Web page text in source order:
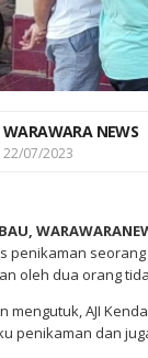
WARAWARA NEWS
22/07/2023
penikaman
oleh dua orang
mengutuk, AJI
penikaman dan